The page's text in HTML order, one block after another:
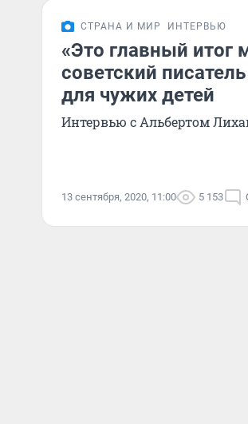
СТРАНА И МИР ИНТЕРВЬЮ
«Это главный итог
советский
для чужих детей
Интервью с Альбертом
13 сентября, 2020, 11:00 5 153